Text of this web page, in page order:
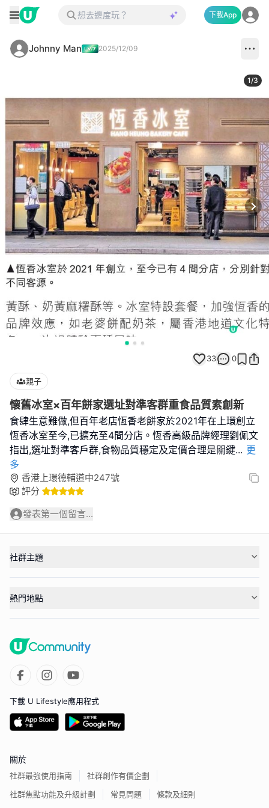
下載App
Johnny Man 2025/12/09
1/3
33 0
親子
懷舊冰室×百年餅家選址對準客群重食品質素創新
食肆生意難做,但百年老店恆香老餅家於2021年在上環創立
恆香冰室至今,已擴充至4間分店。恆香高級品牌經理劉佩文
指出,選址對準客戶群,食物品質穩定及定價合理是關鍵... 更
多
香港上環德輔道中247號
評分
發表第一個留言...
社群主題
熱門地點
下載 U Lifestyle應用程式
關於
社群最強使用指南
社群創作有價企劃
社群焦點功能及升級計劃
常見問題 條款及細則